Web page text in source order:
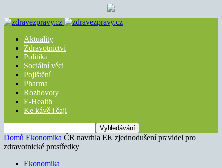
Aktuality
Zdravotnictví
Politika
Sociální věci
Pojištění
Pharma
Rozhovory
E-Health
Ke kávě i čaji
Domů Ekonomika ČR navrhla EK zjednodušení pravidel pro
zdravotnické prostředky
Ekonomika